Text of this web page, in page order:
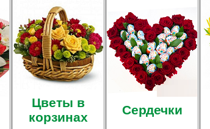
Цветы в
корзинах
Сердечки